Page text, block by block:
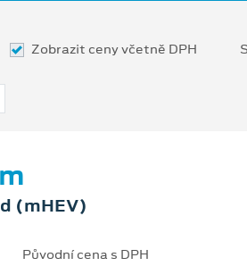
Zobrazit ceny včetně DPH
(mHEV)
Původní cena s DPH